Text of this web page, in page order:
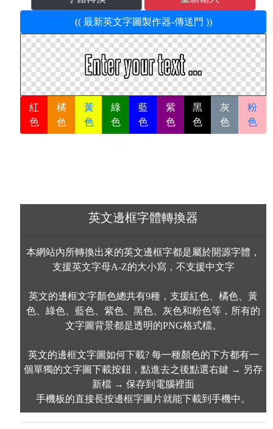
(( 最新英文字圖製作器-傳送門 ))
紅
色
橘
色
黃
色
綠
色
藍
色
紫
色
黑
色
灰
色
粉
色
英文邊框字體轉換器
本網站內所轉換出來的英文邊框字都是屬於開源字體，
支援英文字母A-Z的大小寫，不支援中文字
英文的邊框文字顏色總共有9種，支援紅色、橘色、黃
色、綠色、藍色、紫色、黑色、灰色和粉色等，所有的
文字圖背景都是透明的PNG格式檔。
英文的邊框文字圖如何下載? 每一種顏色的下方都有一
個單獨的文字圖下載按鈕，點進去之後點選右鍵 → 另存
新檔 → 保存到電腦裡面
手機板的直接長按邊框字圖片就能下載到手機中。